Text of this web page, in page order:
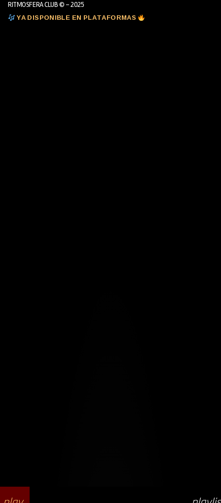
RITMOSFERA CLUB © - 2025
YA DISPONIBLE EN PLATAFORMAS